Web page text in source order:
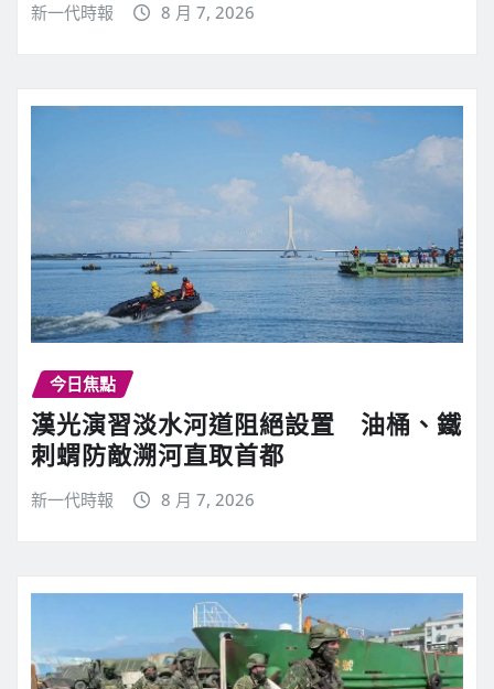
新一代時報 8 月 7, 2026
今日焦點
漢光演習淡水河道阻絕設置 油桶、鐵
刺蝟防敵溯河直取首都
新一代時報 8 月 7, 2026